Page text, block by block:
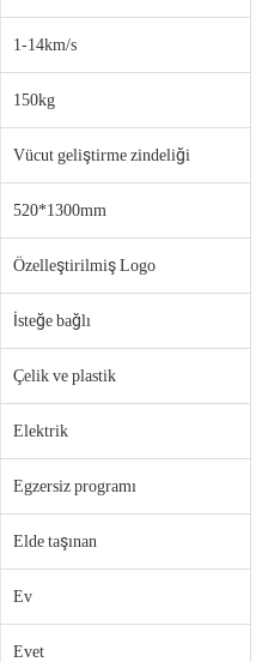
1-14km/s
150kg
Vücut geliştirme zindeliği
520*1300mm
Özelleştirilmiş Logo
İsteğe bağlı
Çelik ve plastik
Elektrik
Egzersiz programı
Elde taşınan
Ev
Evet